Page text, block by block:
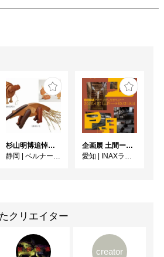
杉山明博追悼展 木とわたし―木工の妙技と美術教育
静岡 | ベルナール・ビュフェ美術館
企画展 土間ーつくって、つかって、再発見ー
愛知 | INAXライブミュージアム
クリエイター
creator